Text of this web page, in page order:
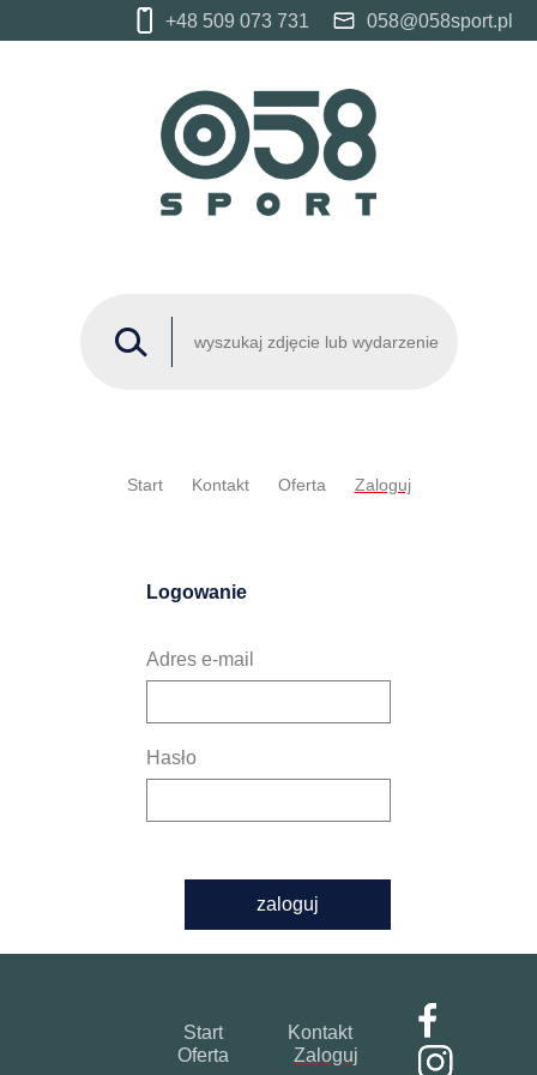
+48 509 073 731 058@058sport.pl
Start Kontakt Oferta Zaloguj
Logowanie
Adres e-mail
Hasło
zaloguj
Start
Kontakt
Oferta
Zaloguj